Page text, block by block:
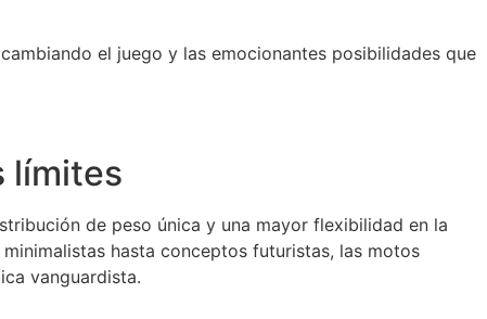
el juego y las emocionantes posibilidades que
límites
de peso única y una mayor flexibilidad en la
hasta conceptos futuristas, las motos
vanguardista.